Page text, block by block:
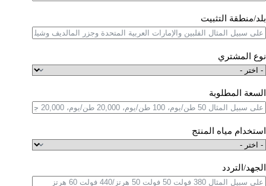
بلد/منطقة التثبيت
نوع المشتري
السعة المطلوبة
استخدام مياه المنتج
الجهد/التردد